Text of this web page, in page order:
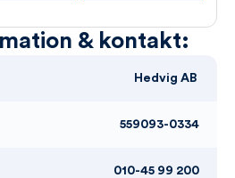
& kontakt:
Hedvig AB
559093-0334
010-45 99 200